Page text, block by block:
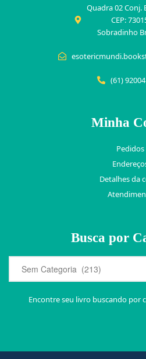
Quadra 02 Conj.
CEP:
Sobradinho
(61)
Minha
Pedidos
Detalhes da
Busca por
Encontre seu livro buscando por